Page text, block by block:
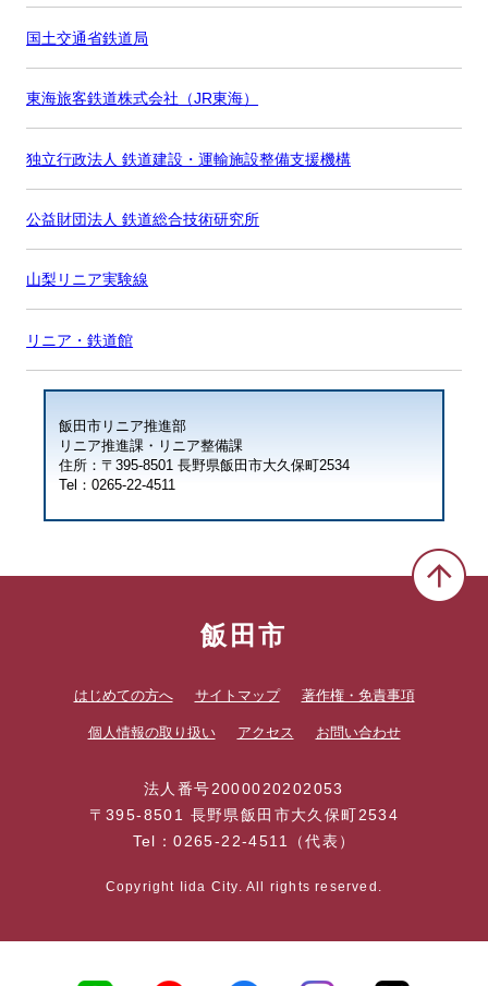
国土交通省鉄道局
東海旅客鉄道株式会社（JR東海）
独立行政法人 鉄道建設・運輸施設整備支援機構
公益財団法人 鉄道総合技術研究所
山梨リニア実験線
リニア・鉄道館
飯田市リニア推進部
リニア推進課・リニア整備課
住所：〒395-8501 長野県飯田市大久保町2534
Tel：0265-22-4511
飯田市
はじめての方へ サイトマップ 著作権・免責事項
個人情報の取り扱い アクセス お問い合わせ
法人番号2000020202053
〒395-8501 長野県飯田市大久保町2534
Tel：0265-22-4511（代表）
Copyright Iida City. All rights reserved.